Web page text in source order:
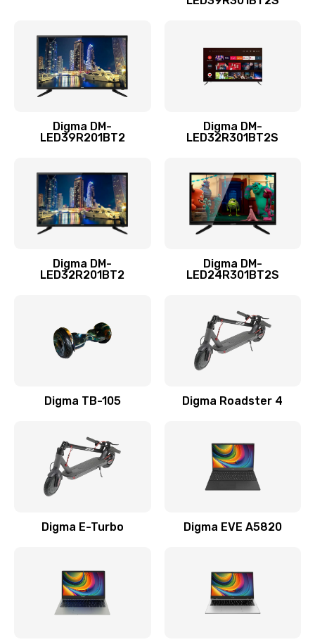
Замена системы охлаждения
Замена процессора
Замена оперативной памяти
Замена USB порта
Замена клавиатуры
Digma DM-
LED39R201BT2
Digma DM-
LED32R301BT2S
Digma DM-
LED32R201BT2
Digma DM-
LED24R301BT2S
Digma TB-105 Digma Roadster 4
Digma E-Turbo Digma EVE A5820